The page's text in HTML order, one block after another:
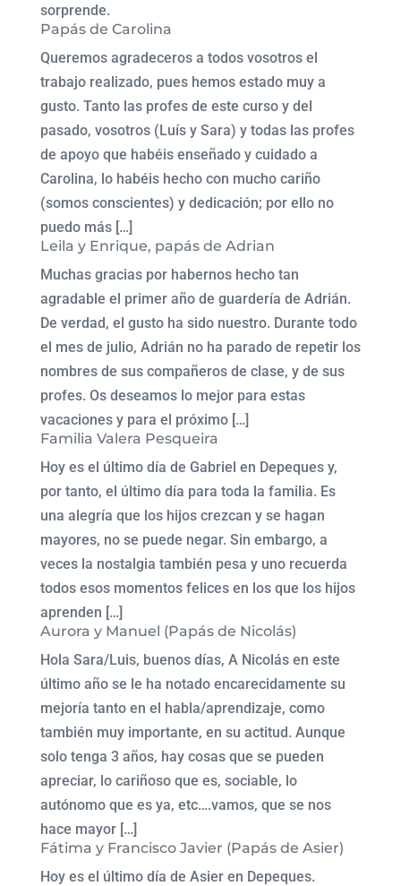
sorprende.
Papás de Carolina
Queremos agradeceros a todos vosotros el
trabajo realizado, pues hemos estado muy a
gusto. Tanto las profes de este curso y del
pasado, vosotros (Luís y Sara) y todas las profes
de apoyo que habéis enseñado y cuidado a
Carolina, lo habéis hecho con mucho cariño
(somos conscientes) y dedicación; por ello no
puedo más […]
Leila y Enrique, papás de Adrian
Muchas gracias por habernos hecho tan
agradable el primer año de guardería de Adrián.
De verdad, el gusto ha sido nuestro. Durante todo
el mes de julio, Adrián no ha parado de repetir los
nombres de sus compañeros de clase, y de sus
profes. Os deseamos lo mejor para estas
vacaciones y para el próximo […]
Familia Valera Pesqueira
Hoy es el último día de Gabriel en Depeques y,
por tanto, el último día para toda la familia. Es
una alegría que los hijos crezcan y se hagan
mayores, no se puede negar. Sin embargo, a
veces la nostalgia también pesa y uno recuerda
todos esos momentos felices en los que los hijos
aprenden […]
Aurora y Manuel (Papás de Nicolás)
Hola Sara/Luis, buenos días, A Nicolás en este
último año se le ha notado encarecidamente su
mejoría tanto en el habla/aprendizaje, como
también muy importante, en su actitud. Aunque
solo tenga 3 años, hay cosas que se pueden
apreciar, lo cariñoso que es, sociable, lo
autónomo que es ya, etc….vamos, que se nos
hace mayor […]
Fátima y Francisco Javier (Papás de Asier)
Hoy es el último día de Asier en Depeques.